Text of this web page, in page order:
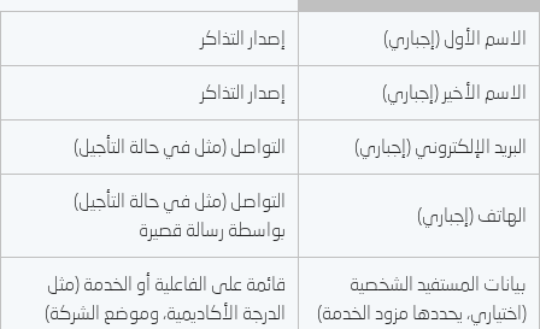
الاسم الأول (إجباري)
إصدار التذاكر
الاسم الأخير (إجباري)
إصدار التذاكر
البريد الإلكتروني (إجباري)
التواصل (مثل في حالة التأجيل)
الهاتف (إجباري)
التواصل (مثل في حالة التأجيل)
بواسطة رسالة قصيرة
بيانات المستفيد الشخصية
(اختياري، يحددها مزود الخدمة)
قائمة على الفاعلية أو الخدمة (مثل
الدرجة الأكاديمية، وموضع الشركة)